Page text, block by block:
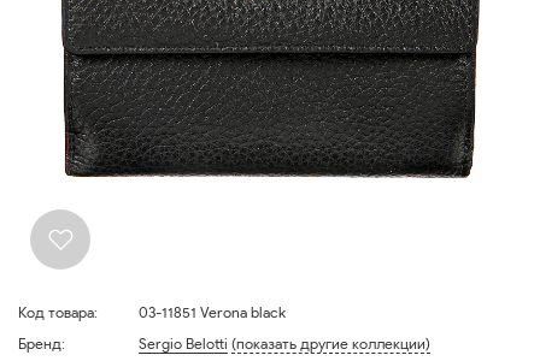
Код товара:
03-11851 Verona black
Бренд:
Sergio Belotti (показать другие коллекции)